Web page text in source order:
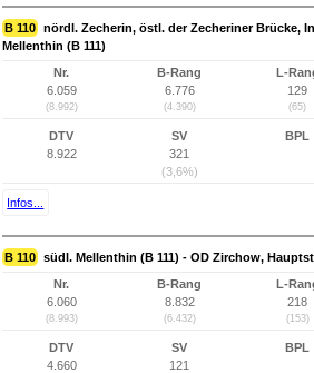
B 110 nördl. Zecherin, östl. der Zecheriner Brücke,
Mellenthin (B 111)
Nr.
6.059
(8.992)
B-Rang
6.776
(4.390)
L-
129
(65)
DTV
8.922
SV
321
(3,6%)
BPL
Infos...
B 110 südl. Mellenthin (B 111) - OD Zirchow,
Nr.
6.060
(8.993)
B-Rang
8.832
(6.432)
L-
218
(153)
DTV
4.660
SV
121
BPL